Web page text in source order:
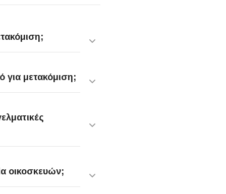
για μετακόμιση;
οικοσκευών;